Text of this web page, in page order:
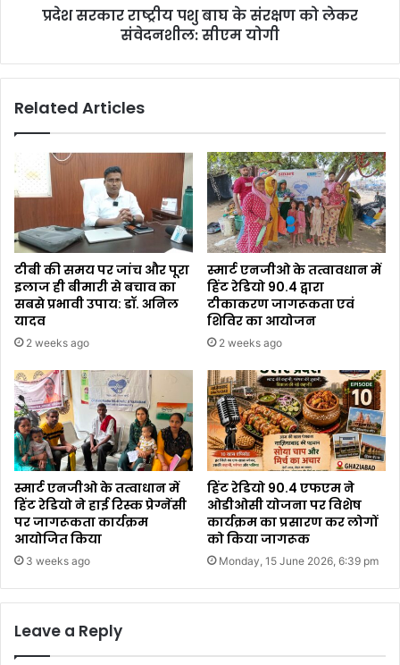
प्रदेश सरकार राष्ट्रीय पशु बाघ के संरक्षण को लेकर
संवेदनशील: सीएम योगी
Related Articles
टीबी की समय पर जांच और पूरा
इलाज ही बीमारी से बचाव का
सबसे प्रभावी उपाय: डॉ. अनिल
यादव
2 weeks ago
स्मार्ट एनजीओ के तत्वावधान में
हिंट रेडियो 90.4 द्वारा
टीकाकरण जागरूकता एवं
शिविर का आयोजन
2 weeks ago
स्मार्ट एनजीओ के तत्वाधान में
हिंट रेडियो ने हाई रिस्क प्रेग्नेंसी
पर जागरूकता कार्यक्रम
आयोजित किया
3 weeks ago
हिंट रेडियो 90.4 एफएम ने
ओडीओसी योजना पर विशेष
कार्यक्रम का प्रसारण कर लोगों
को किया जागरूक
Monday, 15 June 2026, 6:39 pm
Leave a Reply